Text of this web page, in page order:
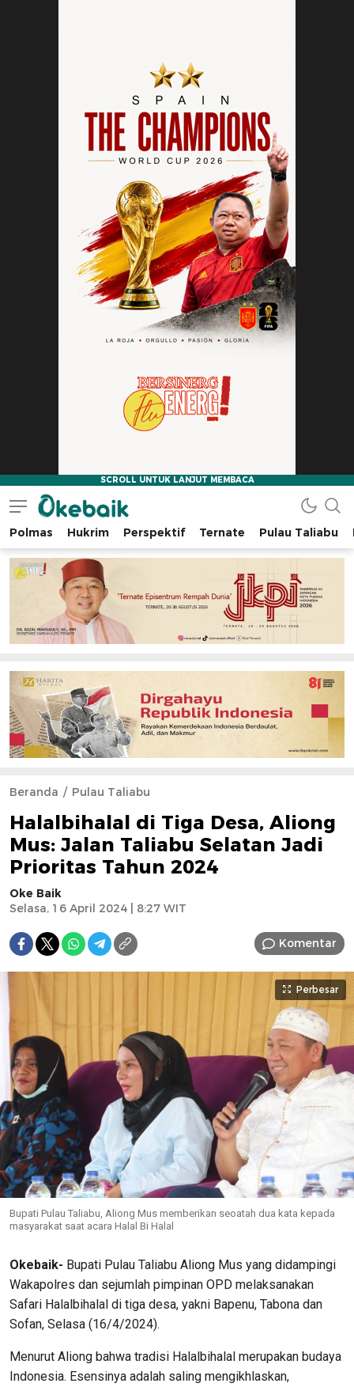
Okebaik.id
Baiknya Dibaca
Polmas Hukrim Perspektif Ternate Pulau Taliabu
Beranda Pulau Taliabu
Halalbihalal di Tiga Desa, Aliong
Mus: Jalan Taliabu Selatan Jadi
Prioritas Tahun 2024
Oke Baik
Selasa, 16 April 2024 | 8:27 WIT
Komentar
Perbesar
Bupati Pulau Taliabu, Aliong Mus memberikan seoatah dua kata kepada
masyarakat saat acara Halal Bi Halal
Okebaik- Bupati Pulau Taliabu Aliong Mus yang didampingi
Wakapolres dan sejumlah pimpinan OPD melaksanakan
Safari Halalbihalal di tiga desa, yakni Bapenu, Tabona dan
Sofan, Selasa (16/4/2024).
Menurut Aliong bahwa tradisi Halalbihalal merupakan budaya
Indonesia. Esensinya adalah saling mengikhlaskan,